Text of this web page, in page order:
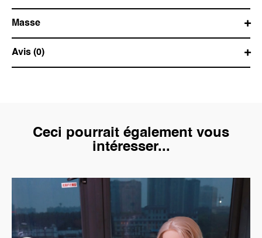
Masse
Avis (0)
Ceci pourrait également vous
intéresser...